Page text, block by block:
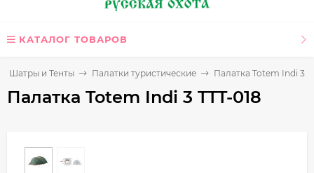
КАТАЛОГ ТОВАРОВ
Шатры и Тенты Палатки туристические Палатка Totem Indi 3
Палатка Totem Indi 3 TTT-018